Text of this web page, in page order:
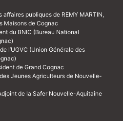
affaires publiques de REMY MARTIN,
Maisons de Cognac
du BNIC (Bureau National
l’UGVC (Union Générale des
de Grand Cognac
Jeunes Agriculteurs de Nouvelle-
de la Safer Nouvelle-Aquitaine